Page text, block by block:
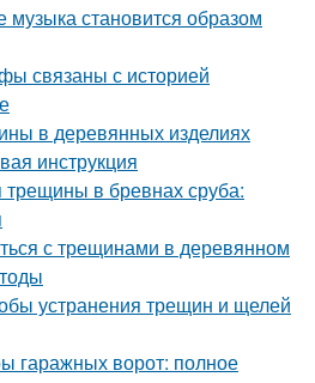
музыка становится образом
связаны с историей
в деревянных изделиях
инструкция
в бревнах сруба:
с трещинами в деревянном
устранения трещин и щелей
гаражных ворот: полное